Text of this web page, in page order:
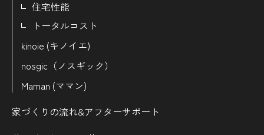
住宅性能
トータルコスト
kinoie (キノイエ)
nosgic（ノスギック）
Maman (ママン)
家づくりの流れ&アフターサポート